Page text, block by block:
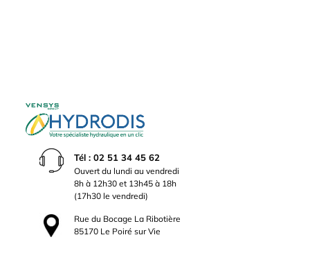
Tél : 02 51 34 45 62
Ouvert du lundi au vendredi
8h à 12h30 et 13h45 à 18h
(17h30 le vendredi)
Rue du Bocage La Ribotière
85170 Le Poiré sur Vie